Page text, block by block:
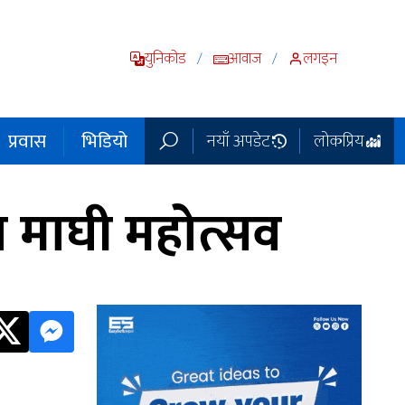
युनिकोड / आवाज / लगइन
प्रवास भिडियो नयाँ अपडेट लोकप्रिय
महोत्सव